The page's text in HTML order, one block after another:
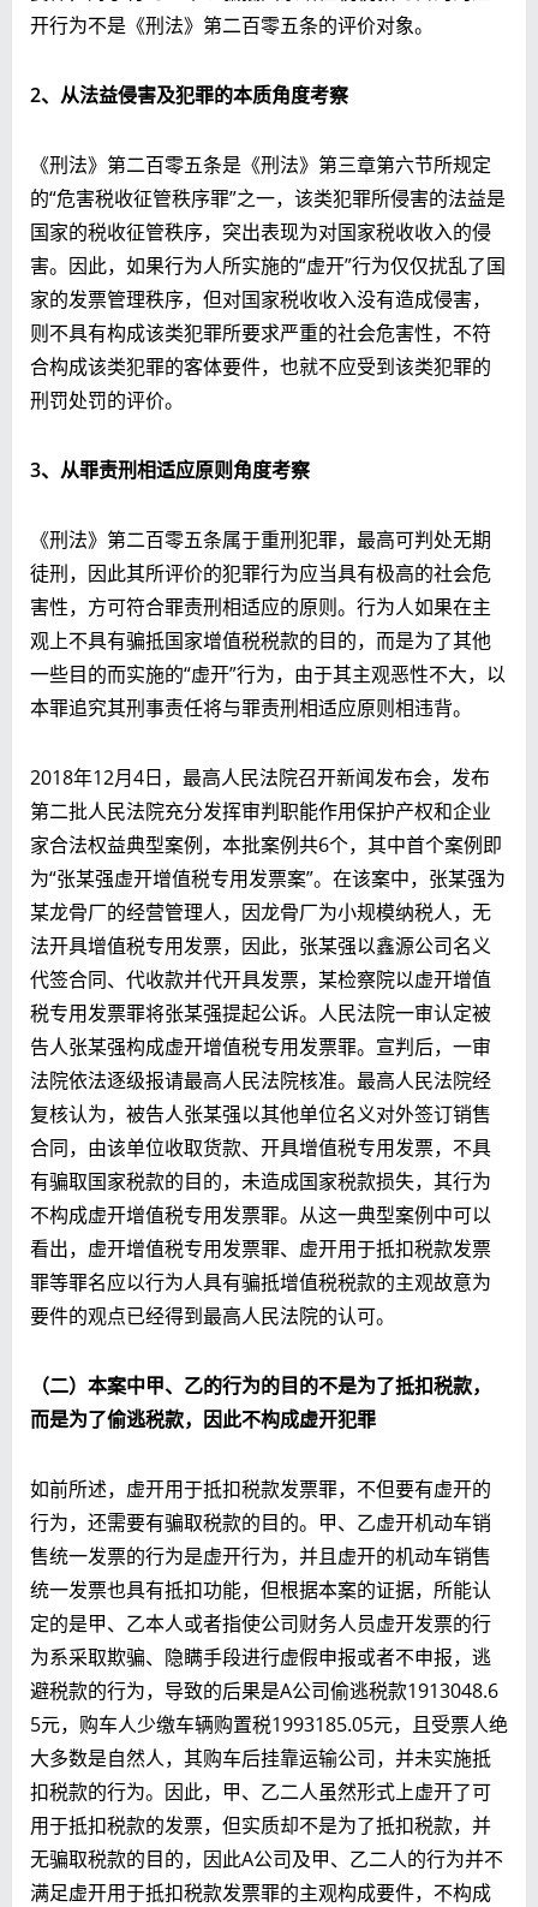
开行为不是《刑法》第二百零五条的评价对象。
2、从法益侵害及犯罪的本质角度考察
《刑法》第二百零五条是《刑法》第三章第六节所规定
的“危害税收征管秩序罪”之一，该类犯罪所侵害的法益是
国家的税收征管秩序，突出表现为对国家税收收入的侵
害。因此，如果行为人所实施的“虚开”行为仅仅扰乱了国
家的发票管理秩序，但对国家税收收入没有造成侵害，
则不具有构成该类犯罪所要求严重的社会危害性，不符
合构成该类犯罪的客体要件，也就不应受到该类犯罪的
刑罚处罚的评价。
3、从罪责刑相适应原则角度考察
《刑法》第二百零五条属于重刑犯罪，最高可判处无期
徒刑，因此其所评价的犯罪行为应当具有极高的社会危
害性，方可符合罪责刑相适应的原则。行为人如果在主
观上不具有骗抵国家增值税税款的目的，而是为了其他
一些目的而实施的“虚开”行为，由于其主观恶性不大，以
本罪追究其刑事责任将与罪责刑相适应原则相违背。
2018年12月4日，最高人民法院召开新闻发布会，发布
第二批人民法院充分发挥审判职能作用保护产权和企业
家合法权益典型案例，本批案例共6个，其中首个案例即
为“张某强虚开增值税专用发票案”。在该案中，张某强为
某龙骨厂的经营管理人，因龙骨厂为小规模纳税人，无
法开具增值税专用发票，因此，张某强以鑫源公司名义
代签合同、代收款并代开具发票，某检察院以虚开增值
税专用发票罪将张某强提起公诉。人民法院一审认定被
告人张某强构成虚开增值税专用发票罪。宣判后，一审
法院依法逐级报请最高人民法院核准。最高人民法院经
复核认为，被告人张某强以其他单位名义对外签订销售
合同，由该单位收取货款、开具增值税专用发票，不具
有骗取国家税款的目的，未造成国家税款损失，其行为
不构成虚开增值税专用发票罪。从这一典型案例中可以
看出，虚开增值税专用发票罪、虚开用于抵扣税款发票
罪等罪名应以行为人具有骗抵增值税税款的主观故意为
要件的观点已经得到最高人民法院的认可。
（二）本案中甲、乙的行为的目的不是为了抵扣税款，
而是为了偷逃税款，因此不构成虚开犯罪
如前所述，虚开用于抵扣税款发票罪，不但要有虚开的
行为，还需要有骗取税款的目的。甲、乙虚开机动车销
售统一发票的行为是虚开行为，并且虚开的机动车销售
统一发票也具有抵扣功能，但根据本案的证据，所能认
定的是甲、乙本人或者指使公司财务人员虚开发票的行
为系采取欺骗、隐瞒手段进行虚假申报或者不申报，逃
避税款的行为，导致的后果是A公司偷逃税款1913048.6
5元，购车人少缴车辆购置税1993185.05元，且受票人绝
大多数是自然人，其购车后挂靠运输公司，并未实施抵
扣税款的行为。因此，甲、乙二人虽然形式上虚开了可
用于抵扣税款的发票，但实质却不是为了抵扣税款，并
无骗取税款的目的，因此A公司及甲、乙二人的行为并不
满足虚开用于抵扣税款发票罪的主观构成要件，不构成